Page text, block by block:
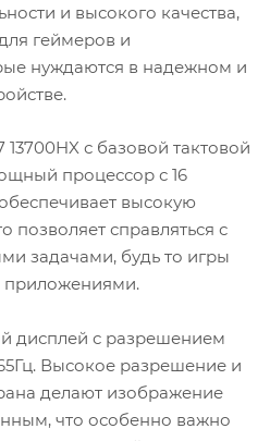
и высокого качества,
геймеров и
нуждаются в надежном и
13700HX с базовой тактовой
процессор с 16
высокую
позволяет справляться с
задачами, будь то игры
приложениями.
дисплей с разрешением
Высокое разрешение и
делают изображение
что особенно важно